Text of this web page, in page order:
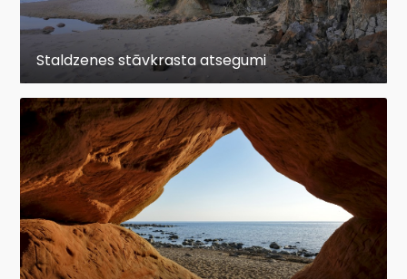
Staldzenes stāvkrasta atsegumi